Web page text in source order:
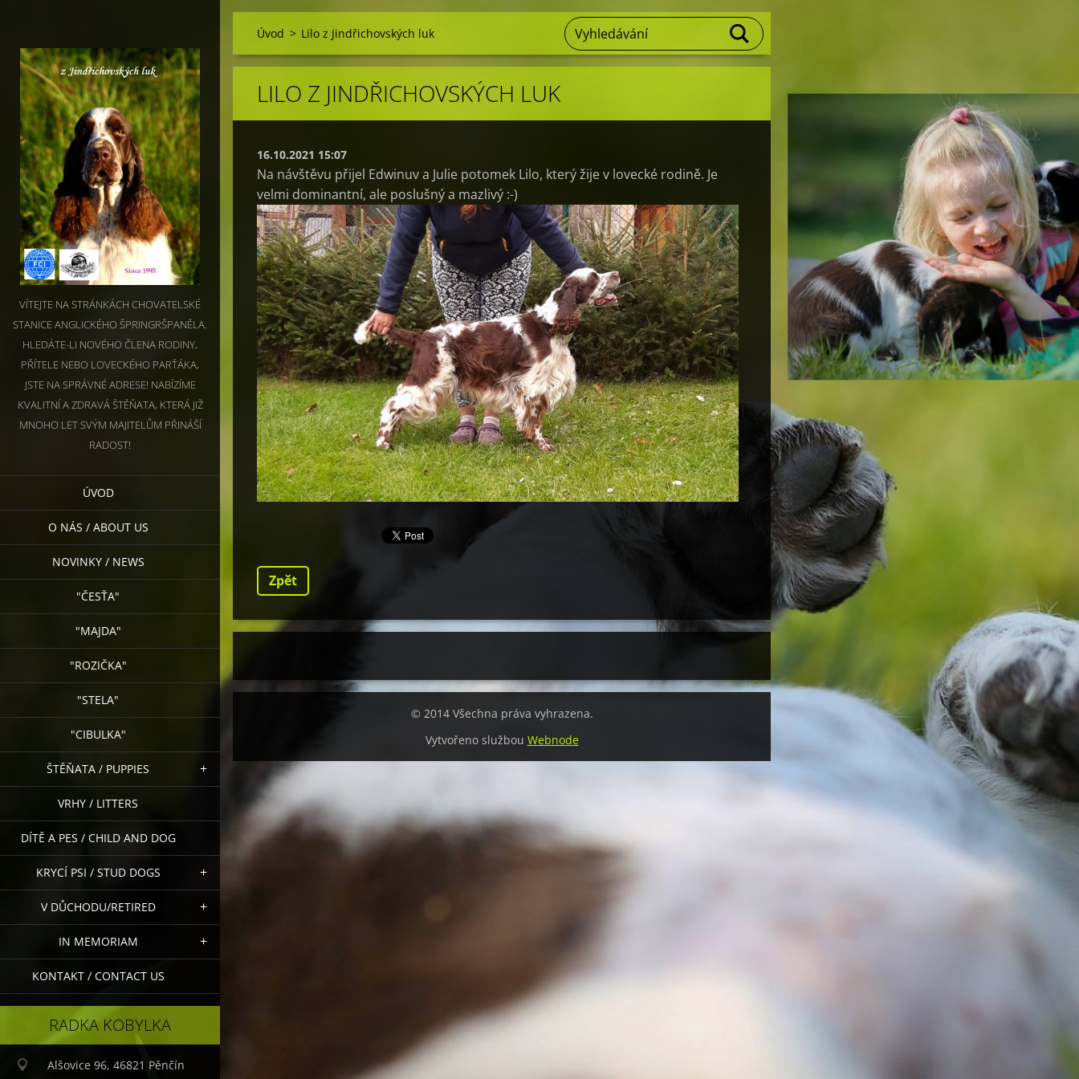
VÍTEJTE NA STRÁNKÁCH CHOVATELSKÉ
STANICE ANGLICKÉHO ŠPRINGRŠPANĚLA.
HLEDÁTE-LI NOVÉHO ČLENA RODINY,
PŘÍTELE NEBO LOVECKÉHO PARŤÁKA,
JSTE NA SPRÁVNÉ ADRESE! NABÍZÍME
KVALITNÍ A ZDRAVÁ ŠTĚŇATA, KTERÁ JIŽ
MNOHO LET SVÝM MAJITELŮM PŘINÁŠÍ
RADOST!
ÚVOD
O NÁS / ABOUT US
NOVINKY / NEWS
"ČESŤA"
"MAJDA"
"ROZIČKA"
"STELA"
"CIBULKA"
ŠTĚŇATA / PUPPIES
VRHY / LITTERS
DÍTĚ A PES / CHILD AND DOG
KRYCÍ PSI / STUD DOGS
V DŮCHODU/RETIRED
IN MEMORIAM
KONTAKT / CONTACT US
RADKA KOBYLKA
Alšovice 96, 46821 Pěnčín
Úvod > Lilo z Jindřichovských luk
LILO Z JINDŘICHOVSKÝCH LUK
16.10.2021 15:07
Na návštěvu přijel Edwinuv a Julie potomek Lilo, který žije v lovecké rodině. Je
velmi dominantní, ale poslušný a mazlivý :-)
Zpět
© 2014 Všechna práva vyhrazena.
Vytvořeno službou Webnode